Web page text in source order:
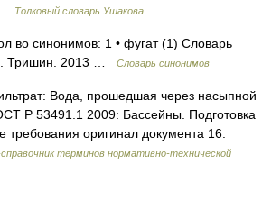
Толковый словарь Ушакова
во синонимов: 1 • фугат (1) Словарь
Тришин. 2013 …
Словарь синонимов
Вода, прошедшая через насыпной
Р 53491.1 2009: Бассейны. Подготовка
оригинал документа 16.
терминов нормативно-технической